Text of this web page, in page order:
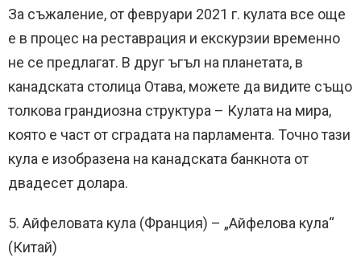
За съжаление, от февруари 2021 г. кулата все още
е в процес на реставрация и екскурзии временно
не се предлагат. В друг ъгъл на планетата, в
канадската столица Отава, можете да видите също
толкова грандиозна структура – Кулата на мира,
която е част от сградата на парламента. Точно тази
кула е изобразена на канадската банкнота от
двадесет долара.
5. Айфеловата кула (Франция) – „Айфелова кула“
(Китай)